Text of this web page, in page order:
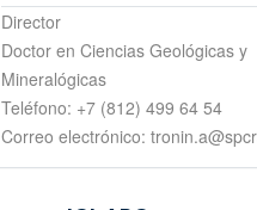
Director
Doctor en Ciencias Geológicas y
Mineralógicas
Teléfono: +7 (812) 499 64 54
Correo electrónico: